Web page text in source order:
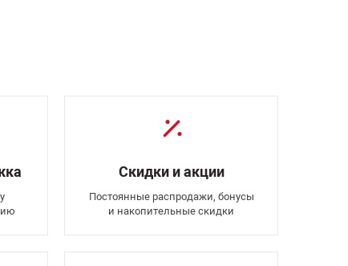
Скидки и акции
Постоянные распродажи, бонусы
и накопительные скидки